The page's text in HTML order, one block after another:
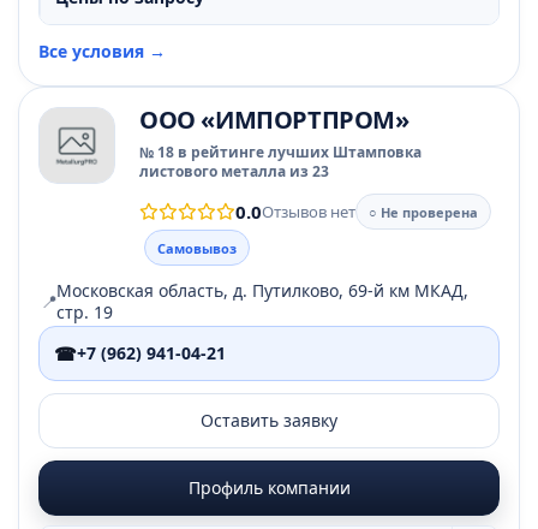
Все условия →
ООО «ИМПОРТПРОМ»
№ 18 в рейтинге лучших Штамповка
листового металла из 23
0.0Отзывов нет
○ Не проверена
Самовывоз
📍Московская область, д. Путилково, 69-й км МКАД,
стр. 19
☎+7 (962) 941-04-21
Оставить заявку
Профиль компании